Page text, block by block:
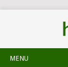
MENU